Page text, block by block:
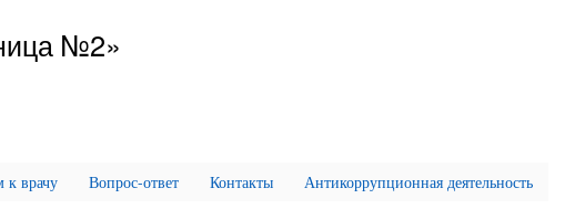
№2»
к врачу Вопрос-ответ Контакты Антикоррупционная деятельность